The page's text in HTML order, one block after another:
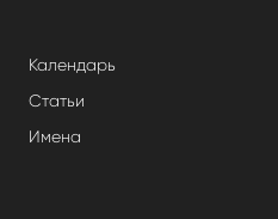
Календарь
Статьи
Имена